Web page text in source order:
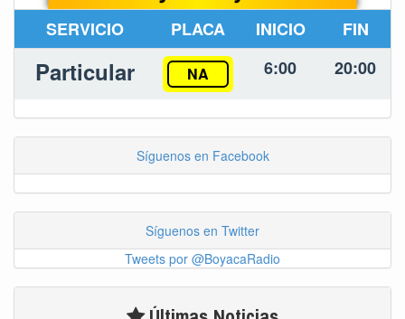
SERVICIO PLACA INICIO FIN
Particular NA 6:00 20:00
Síguenos en Facebook
Síguenos en Twitter
Tweets por @BoyacaRadio